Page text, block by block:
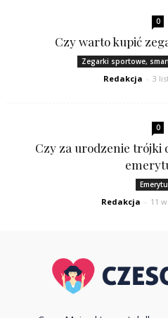
0
Czy warto kupić
Zegarki sportowe,
Redakcja - 3
0
Czy za urodzenie trójki
Redakcja - 11